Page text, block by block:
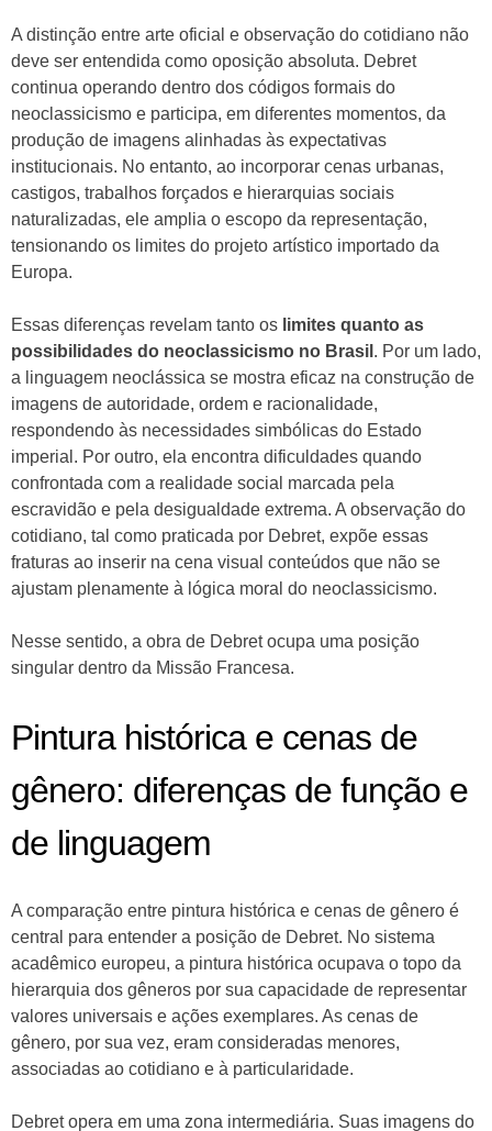
A distinção entre arte oficial e observação do cotidiano não
deve ser entendida como oposição absoluta. Debret
continua operando dentro dos códigos formais do
neoclassicismo e participa, em diferentes momentos, da
produção de imagens alinhadas às expectativas
institucionais. No entanto, ao incorporar cenas urbanas,
castigos, trabalhos forçados e hierarquias sociais
naturalizadas, ele amplia o escopo da representação,
tensionando os limites do projeto artístico importado da
Europa.
Essas diferenças revelam tanto os limites quanto as
possibilidades do neoclassicismo no Brasil . Por um lado,
a linguagem neoclássica se mostra eficaz na construção de
imagens de autoridade, ordem e racionalidade,
respondendo às necessidades simbólicas do Estado
imperial. Por outro, ela encontra dificuldades quando
confrontada com a realidade social marcada pela
escravidão e pela desigualdade extrema. A observação do
cotidiano, tal como praticada por Debret, expõe essas
fraturas ao inserir na cena visual conteúdos que não se
ajustam plenamente à lógica moral do neoclassicismo.
Nesse sentido, a obra de Debret ocupa uma posição
singular dentro da Missão Francesa.
Pintura histórica e cenas de
gênero: diferenças de função e
de linguagem
A comparação entre pintura histórica e cenas de gênero é
central para entender a posição de Debret. No sistema
acadêmico europeu, a pintura histórica ocupava o topo da
hierarquia dos gêneros por sua capacidade de representar
valores universais e ações exemplares. As cenas de
gênero, por sua vez, eram consideradas menores,
associadas ao cotidiano e à particularidade.
Debret opera em uma zona intermediária. Suas imagens do